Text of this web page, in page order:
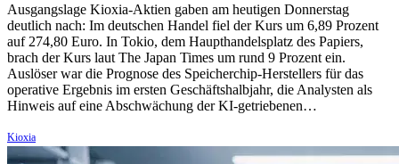
Ausgangslage Kioxia-Aktien gaben am heutigen Donnerstag
deutlich nach: Im deutschen Handel fiel der Kurs um 6,89 Prozent
auf 274,80 Euro. In Tokio, dem Haupthandelsplatz des Papiers,
brach der Kurs laut The Japan Times um rund 9 Prozent ein.
Auslöser war die Prognose des Speicherchip-Herstellers für das
operative Ergebnis im ersten Geschäftshalbjahr, die Analysten als
Hinweis auf eine Abschwächung der KI-getriebenen…
Kioxia